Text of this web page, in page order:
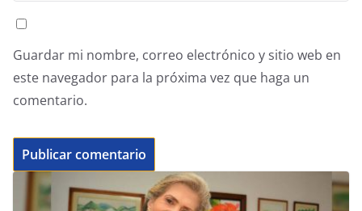
Guardar mi nombre, correo electrónico y sitio web en
este navegador para la próxima vez que haga un
comentario.